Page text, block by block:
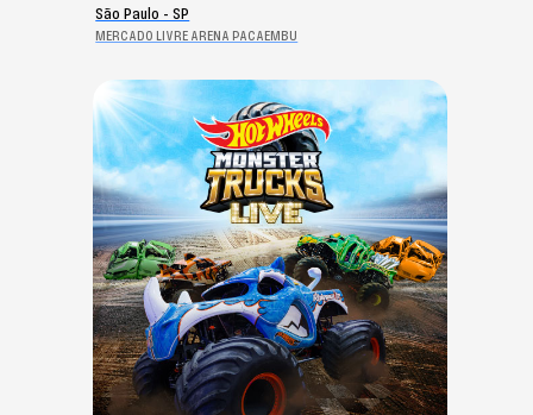
São Paulo - SP
MERCADO LIVRE ARENA PACAEMBU